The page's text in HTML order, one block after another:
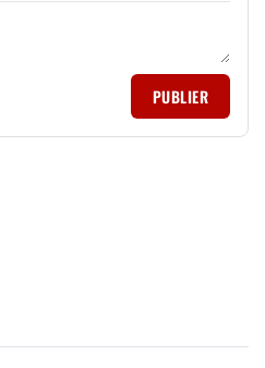
PUBLIER